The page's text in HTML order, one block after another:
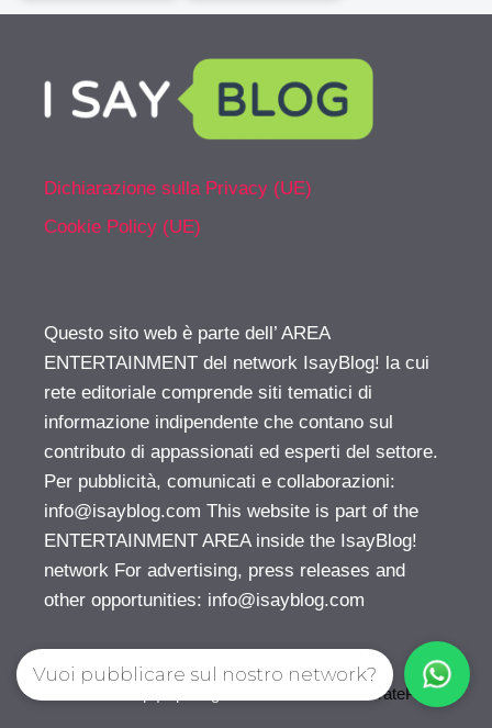
Dichiarazione sulla Privacy (UE)
Cookie Policy (UE)
Questo sito web è parte dell’ AREA
ENTERTAINMENT del network IsayBlog! la cui
rete editoriale comprende siti tematici di
informazione indipendente che contano sul
contributo di appassionati ed esperti del settore.
Per pubblicità, comunicati e collaborazioni:
info@isayblog.com This website is part of the
ENTERTAINMENT AREA inside the IsayBlog!
network For advertising, press releases and
other opportunities: info@isayblog.com
GeneratePress
Vuoi pubblicare sul nostro network?